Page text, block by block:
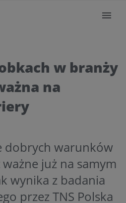
w branży
na
dobrych warunków
już na samym
wynika z badania
przez TNS Polska